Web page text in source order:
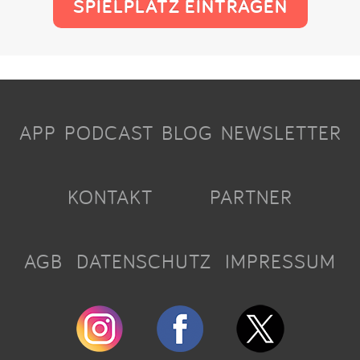
SPIELPLATZ EINTRAGEN
APP PODCAST BLOG NEWSLETTER
KONTAKT PARTNER
AGB DATENSCHUTZ IMPRESSUM